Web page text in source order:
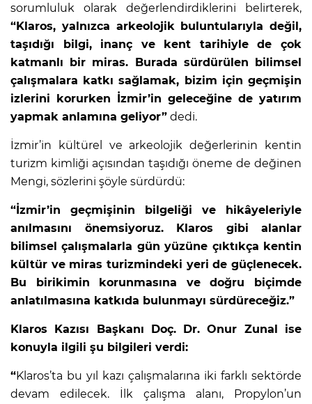
sorumluluk olarak değerlendirdiklerini belirterek,
“Klaros, yalnızca arkeolojik buluntularıyla değil,
taşıdığı bilgi, inanç ve kent tarihiyle de çok
katmanlı bir miras. Burada sürdürülen bilimsel
çalışmalara katkı sağlamak, bizim için geçmişin
izlerini korurken İzmir’in geleceğine de yatırım
yapmak anlamına geliyor” dedi.
İzmir’in kültürel ve arkeolojik değerlerinin kentin
turizm kimliği açısından taşıdığı öneme de değinen
Mengi, sözlerini şöyle sürdürdü:
“İzmir’in geçmişinin bilgeliği ve hikâyeleriyle
anılmasını önemsiyoruz. Klaros gibi alanlar
bilimsel çalışmalarla gün yüzüne çıktıkça kentin
kültür ve miras turizmindeki yeri de güçlenecek.
Bu birikimin korunmasına ve doğru biçimde
anlatılmasına katkıda bulunmayı sürdüreceğiz.”
Klaros Kazısı Başkanı Doç. Dr. Onur Zunal ise
konuyla ilgili şu bilgileri verdi:
“Klaros’ta bu yıl kazı çalışmalarına iki farklı sektörde
devam edilecek. İlk çalışma alanı, Propylon’un